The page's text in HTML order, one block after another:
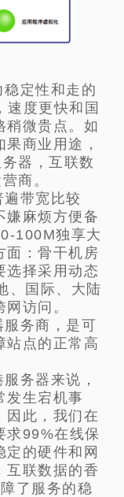
定性和走的
速度更快和国
稍微贵点。如
商业用途，
器，互联数
商。
带宽比较
嫌麻烦方便备
100M独享大
面：骨干机房
选择采用动态
、国际、大陆
访问。
务商，是可
站点的正常高
务器来说，
发生宕机事
因此，我们在
求99%在线保
定的硬件和网
互联数据的香
了服务的稳